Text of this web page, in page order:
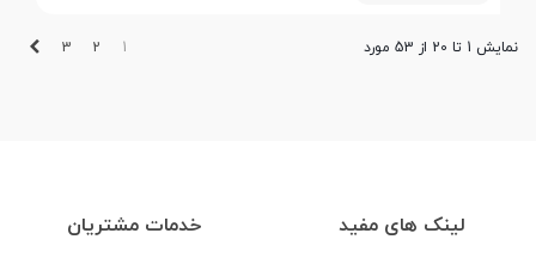
نمایش 1 تا 20 از 53 مورد 1
2
3
لینک های مفید خدمات مشتریان